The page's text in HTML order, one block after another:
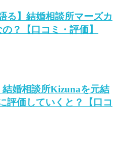
る】結婚相談所マーズカ
？【口コミ・評価】
結婚相談所Kizunaを元結
評価していくと？【口コ